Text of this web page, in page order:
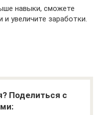
навыки, сможете
увеличите заработки.
Поделиться с